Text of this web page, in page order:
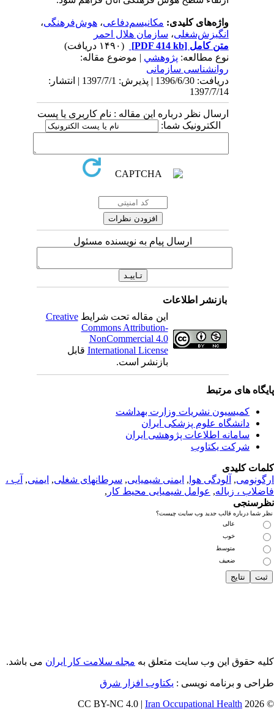
واژه‌های کلیدی:مکانیسم‌دفاعی،هوش‌فرهنگی،
انگیزش‌شغلی،سازمان هلال احمر
متن کامل[PDF 414 kb]
نوع مطالعه:پژوهشي| موضوع مقاله:
روانشناسی سازمانی
دریافت: 1396/6/30 | پذیرش: 1397/7/1 | انتشار:
1397/7/14
ارسال نظر درباره این مقاله : نام کاربری یا پست
الکترونیک شما:
ارسال پیام به نویسنده مسئول
بازنشر اطلاعات
این مقاله تحت شرایطCreative
Commons Attribution-
NonCommercial 4.0
International Licenseقابل
بازنشر است.
های مرتبط
کمیسیون نشریات وزارت بهداشت
دانشگاه علوم پزشکی ایران
سامانه اطلاعات پژوهشی ایران
شرکت یکتاوب
کلیدی
, آلودگی هوا, ایمنی شیمیایی, سرطانهای شغلی, ایمنی, آب ،
، زباله,عوامل شیمیایی محیط کار,
شما درباره قالب جدید وب سایت چیست؟
عالی
خوب
متوسط
ضعیف
حقوق این وب سایت متعلق بهمجله سلامت کار ایران می باشد.
و برنامه نویسی : یکتاوب افزار شرق
©
Iran Occupational Health